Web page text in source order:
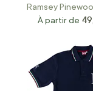
Ramsey
À partir de